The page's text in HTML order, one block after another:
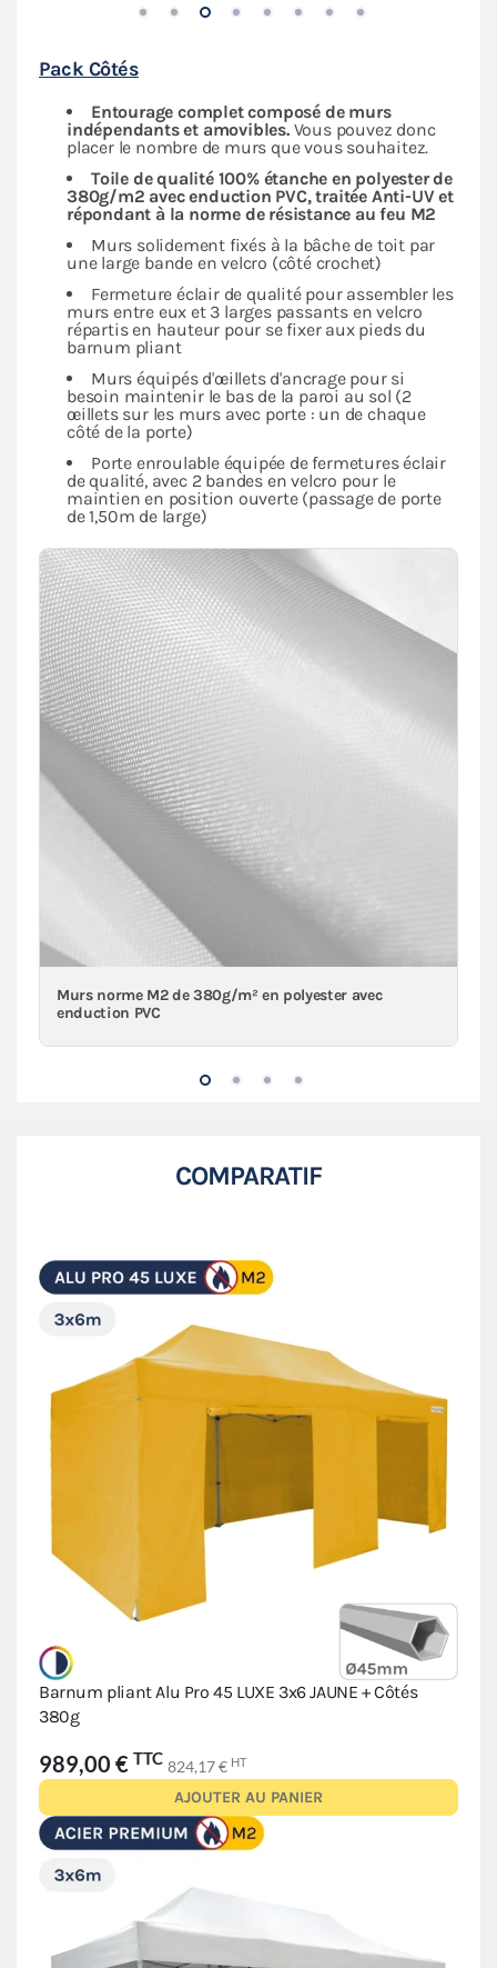
Pack Côtés
Entourage complet composé de murs
indépendantset amovibles. Vous pouvez donc
placer le nombre de murs que vous souhaitez.
Toile de qualité 100% étanche en polyester de
380g/m2 avec enduction PVC, traitée Anti-UV et
répondant à la norme de résistance au feu M2
Murs solidement fixés à la bâche de toit par
une large bande en velcro (côté crochet)
Fermeture éclair de qualité pour assembler les
murs entre eux et 3 larges passants en velcro
répartis en hauteur pour se fixer aux pieds du
barnum pliant
Murs équipés d'œillets d'ancrage pour si
besoin maintenir le bas de la paroi au sol (2
œillets sur les murs avec porte : un de chaque
côté de la porte)
Porte enroulable équipée de fermetures éclair
de qualité, avec 2 bandes en velcro pour le
maintien en position ouverte (passage de porte
de 1,50m de large)
Murs norme M2 de 380g/m² en polyester avec
enduction PVC
COMPARATIF
Barnum pliant Alu Pro 45 LUXE 3x6 JAUNE + Côtés
380g
989,00 € TTC 824,17 € HT
AJOUTER AU PANIER